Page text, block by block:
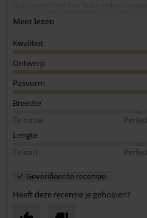
zeggen. 1 commentaar dat me wel
manb**sten hebt, ik laat het in het
zo is.
Meer lezen
Kwaliteit
Ontwerp
Pasvorm
Breedte
Te nauw
Lengte
Te kort
Geverifieerde recensie
Heeft deze recensie je geholpen?